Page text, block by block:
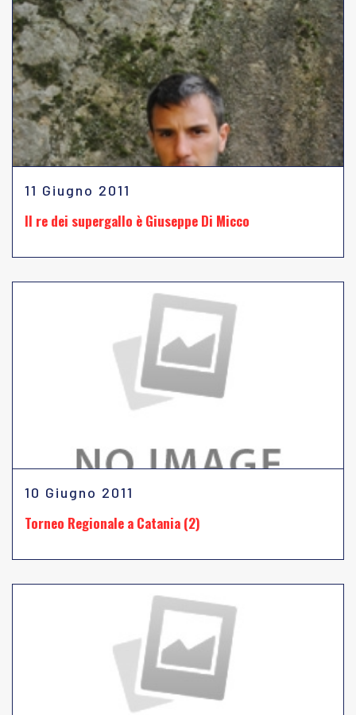
11 Giugno 2011
Il re dei supergallo è Giuseppe Di Micco
10 Giugno 2011
Torneo Regionale a Catania (2)